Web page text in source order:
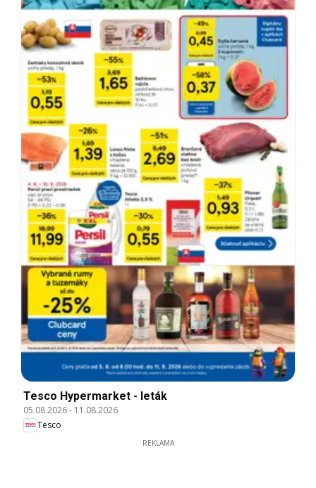
Tesco Hypermarket - leták
05.08.2026- 11.08.2026
Tesco
REKLAMA